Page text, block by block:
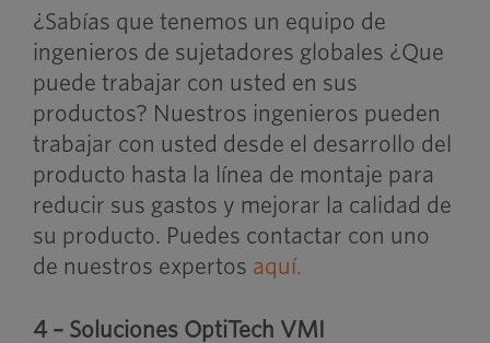
¿Sabías que tenemos un equipo de
ingenieros de sujetadores globales ¿Que
puede trabajar con usted en sus
productos? Nuestros ingenieros pueden
trabajar con usted desde el desarrollo del
producto hasta la línea de montaje para
reducir sus gastos y mejorar la calidad de
su producto. Puedes contactar con uno
de nuestros expertos aquí.
4 – Soluciones OptiTech VMI